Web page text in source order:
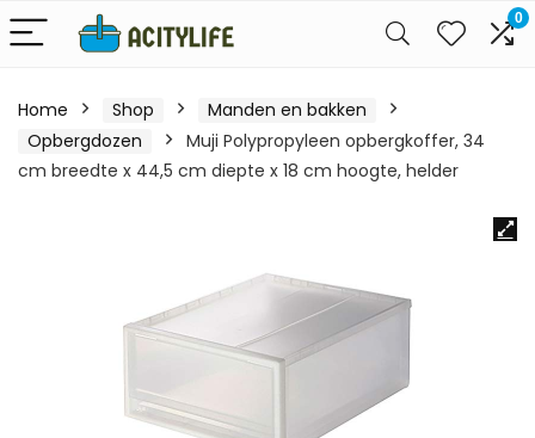
0
Home Shop
Manden en bakken
Opbergdozen
Muji Polypropyleen opbergkoffer, 34
cm breedte x 44,5 cm diepte x 18 cm hoogte, helder